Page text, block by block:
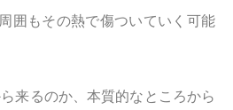
囲もその熱で傷ついていく可能
来るのか、本質的なところから